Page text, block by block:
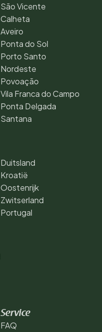
São Vicente
Calheta
Aveiro
Ponta do Sol
Porto Santo
Nordeste
Povoação
Vila Franca do Campo
Ponta Delgada
Santana
Duitsland
Kroatië
Oostenrijk
Zwitserland
Portugal
Service
FAQ